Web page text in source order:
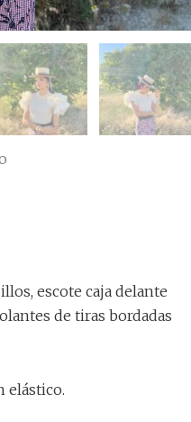
escote caja delante
de tiras bordadas
elástico.